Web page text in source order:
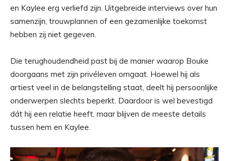
en Kaylee erg verliefd zijn. Uitgebreide interviews over hun
samenzijn, trouwplannen of een gezamenlijke toekomst
hebben zij niet gegeven.
Die terughoudendheid past bij de manier waarop Bouke
doorgaans met zijn privéleven omgaat. Hoewel hij als
artiest veel in de belangstelling staat, deelt hij persoonlijke
onderwerpen slechts beperkt. Daardoor is wel bevestigd
dát hij een relatie heeft, maar blijven de meeste details
tussen hem en Kaylee.